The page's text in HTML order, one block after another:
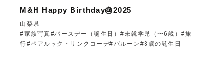
沼らせたいものがありましたらお待ちしております😂
M&H Happy Birthday🎂2025
山梨県
#家族写真#バースデー（誕生日）#未就学児（〜6歳）#旅
行#ペアルック・リンクコーデ#バルーン#3歳の誕生日